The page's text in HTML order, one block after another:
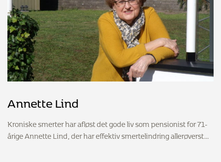
Annette Lind
Kroniske smerter har afløst det gode liv som pensionist for 71-
årige Annette Lind, der har effektiv smertelindring allerøverst…